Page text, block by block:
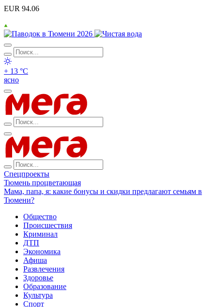
EUR 94.06
+ 13 °С
ясно
Спецпроекты
Тюмень процветающая
Мама, папа, я: какие бонусы и скидки предлагают семьям в
Тюмени?
Общество
Происшествия
Криминал
ДТП
Экономика
Афиша
Развлечения
Здоровье
Образование
Культура
Спорт